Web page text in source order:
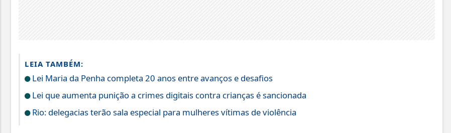
LEIA TAMBÉM:
Lei Maria da Penha completa 20 anos entre avanços e desafios
Lei que aumenta punição a crimes digitais contra crianças é sancionada
Rio: delegacias terão sala especial para mulheres vítimas de violência